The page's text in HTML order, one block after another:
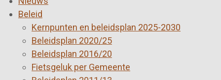
Beleid
Kernpunten en beleidsplan 2025-2030
Beleidsplan 2020/25
Beleidsplan 2016/20
Fietsgeluk per Gemeente